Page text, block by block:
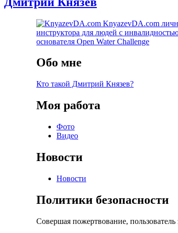
KnyazevDA.com
инструктора для людей с
основателя Open Water Challenge
Обо мне
Кто такой Дмитрий Князев?
Моя работа
Фото
Видео
Новости
Новости
Политики безопасности
Совершая пожертвование,